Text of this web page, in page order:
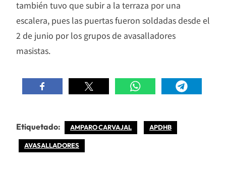
también tuvo que subir a la terraza por una
escalera, pues las puertas fueron soldadas desde el
2 de junio por los grupos de avasalladores
masistas.
Etiquetado: AMPARO CARVAJAL APDHB
AVASALLADORES